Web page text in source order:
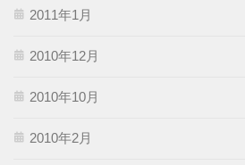
2011年1月
2010年12月
2010年10月
2010年2月